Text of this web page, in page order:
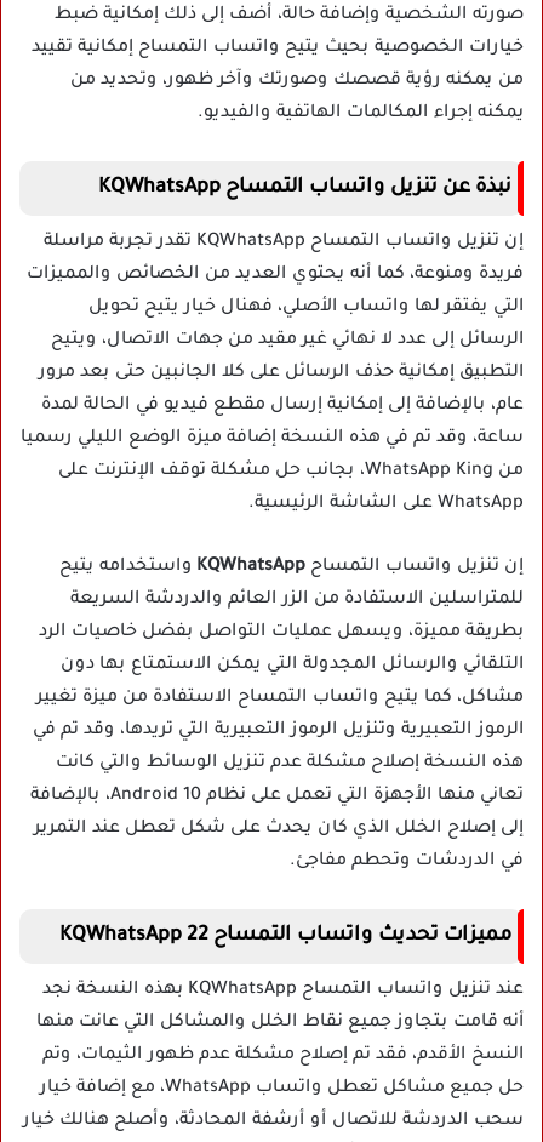
صورته الشخصية وإضافة حالة، أضف إلى ذلك إمكانية ضبط
خيارات الخصوصية بحيث يتيح واتساب التمساح إمكانية تقييد
من يمكنه رؤية قصصك وصورتك وآخر ظهور، وتحديد من
يمكنه إجراء المكالمات الهاتفية والفيديو.
نبذة عن تنزيل واتساب التمساح KQWhatsApp
إن تنزيل واتساب التمساح KQWhatsApp تقدر تجربة مراسلة
فريدة ومنوعة، كما أنه يحتوي العديد من الخصائص والمميزات
التي يفتقر لها واتساب الأصلي، فهنال خيار يتيح تحويل
الرسائل إلى عدد لا نهائي غير مقيد من جهات الاتصال، ويتيح
التطبيق إمكانية حذف الرسائل على كلا الجانبين حتى بعد مرور
عام، بالإضافة إلى إمكانية إرسال مقطع فيديو في الحالة لمدة
ساعة، وقد تم في هذه النسخة إضافة ميزة الوضع الليلي رسميا
من WhatsApp King، بجانب حل مشكلة توقف الإنترنت على
WhatsApp على الشاشة الرئيسية.
إن تنزيل واتساب التمساح KQWhatsApp واستخدامه يتيح
للمتراسلين الاستفادة من الزر العائم والدردشة السريعة
بطريقة مميزة، ويسهل عمليات التواصل بفضل خاصيات الرد
التلقائي والرسائل المجدولة التي يمكن الاستمتاع بها دون
مشاكل، كما يتيح واتساب التمساح الاستفادة من ميزة تغيير
الرموز التعبيرية وتنزيل الرموز التعبيرية التي تريدها، وقد تم في
هذه النسخة إصلاح مشكلة عدم تنزيل الوسائط والتي كانت
تعاني منها الأجهزة التي تعمل على نظام Android 10، بالإضافة
إلى إصلاح الخلل الذي كان يحدث على شكل تعطل عند التمرير
في الدردشات وتحطم مفاجئ.
مميزات تحديث واتساب التمساح 22 KQWhatsApp
عند تنزيل واتساب التمساح KQWhatsApp بهذه النسخة نجد
أنه قامت بتجاوز جميع نقاط الخلل والمشاكل التي عانت منها
النسخ الأقدم، فقد تم إصلاح مشكلة عدم ظهور الثيمات، وتم
حل جميع مشاكل تعطل واتساب WhatsApp، مع إضافة خيار
سحب الدردشة للاتصال أو أرشفة المحادثة، وأصلح هنالك خيار